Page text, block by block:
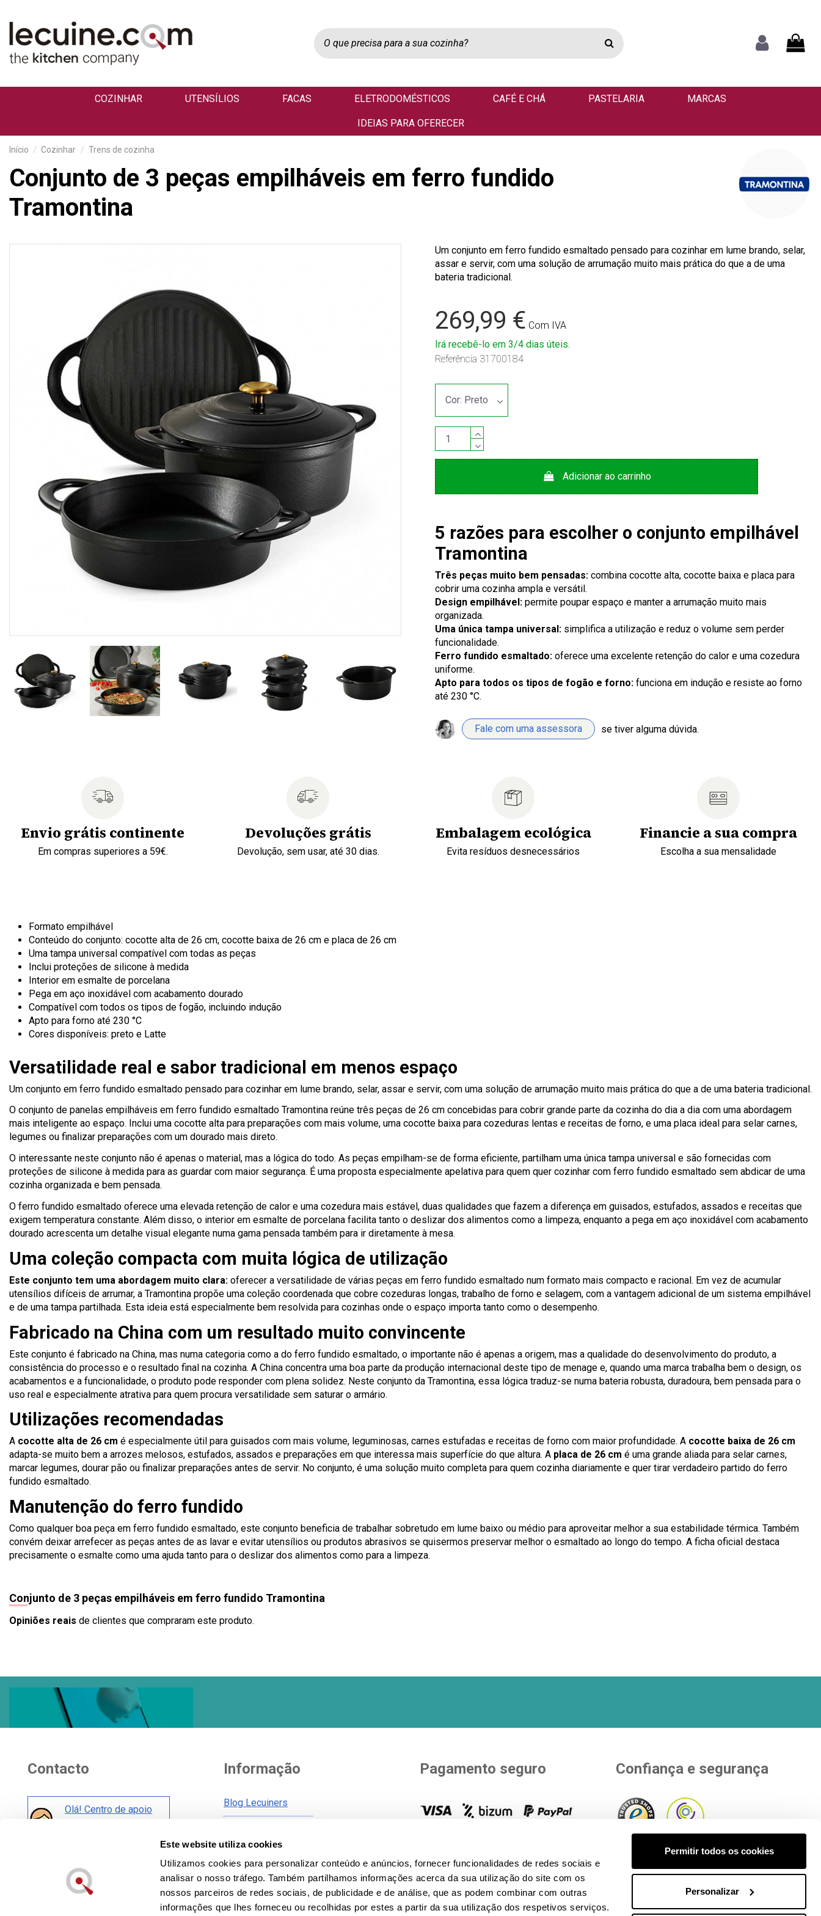
Este website utiliza cookies
Utilizamos cookies para personalizar conteúdo e anúncios, fornecer funcionalidades de redes sociais e
analisar o nosso tráfego. Também partilhamos informações acerca da sua utilização do site com os
nossos parceiros de redes sociais, de publicidade e de análise, que as podem combinar com outras
informações que lhes forneceu ou recolhidas por estes a partir da sua utilização dos respetivos serviços.
Permitir todos os cookies
Personalizar
COZINHAR UTENSÍLIOS FACAS ELETRODOMÉSTICOS CAFÉ E CHÁ PASTELARIA MARCAS
IDEIAS PARA OFERECER
Início Cozinhar Trens de cozinha
Conjunto de 3 peças empilháveis em ferro fundido
Tramontina
Um conjunto em ferro fundido esmaltado pensado para cozinhar em lume brando, selar,
assar e servir, com uma solução de arrumação muito mais prática do que a de uma
bateria tradicional.
269,99 € Com IVA
Irá recebê-lo em 3/4 dias úteis.
Referência 31700184
Adicionar ao carrinho
5 razões para escolher o conjunto empilhável
Tramontina
Três peças muito bem pensadas: combina cocotte alta, cocotte baixa e placa para
cobrir uma cozinha ampla e versátil.
Design empilhável: permite poupar espaço e manter a arrumação muito mais
organizada.
Uma única tampa universal: simplifica a utilização e reduz o volume sem perder
funcionalidade.
Ferro fundido esmaltado: oferece uma excelente retenção do calor e uma cozedura
uniforme.
Apto para todos os tipos de fogão e forno: funciona em indução e resiste ao forno
até 230 °C.
Fale com uma assessora se tiver alguma dúvida.
Envio grátis continente
Em compras superiores a 59€.
Devoluções grátis
Devolução, sem usar, até 30 dias.
Embalagem ecológica
Evita resíduos desnecessários
Financie a sua compra
Escolha a sua mensalidade
Formato empilhável
Conteúdo do conjunto: cocotte alta de 26 cm, cocotte baixa de 26 cm e placa de 26 cm
Uma tampa universal compatível com todas as peças
Inclui proteções de silicone à medida
Interior em esmalte de porcelana
Pega em aço inoxidável com acabamento dourado
Compatível com todos os tipos de fogão, incluindo indução
Apto para forno até 230 °C
Cores disponíveis: preto e Latte
Versatilidade real e sabor tradicional em menos espaço
Um conjunto em ferro fundido esmaltado pensado para cozinhar em lume brando, selar, assar e servir, com uma solução de arrumação muito mais prática do que a de uma bateria tradicional.
O conjunto de panelas empilháveis em ferro fundido esmaltado Tramontina reúne três peças de 26 cm concebidas para cobrir grande parte da cozinha do dia a dia com uma abordagem
mais inteligente ao espaço. Inclui uma cocotte alta para preparações com mais volume, uma cocotte baixa para cozeduras lentas e receitas de forno, e uma placa ideal para selar carnes,
legumes ou finalizar preparações com um dourado mais direto.
O interessante neste conjunto não é apenas o material, mas a lógica do todo. As peças empilham-se de forma eficiente, partilham uma única tampa universal e são fornecidas com
proteções de silicone à medida para as guardar com maior segurança. É uma proposta especialmente apelativa para quem quer cozinhar com ferro fundido esmaltado sem abdicar de uma
cozinha organizada e bem pensada.
O ferro fundido esmaltado oferece uma elevada retenção de calor e uma cozedura mais estável, duas qualidades que fazem a diferença em guisados, estufados, assados e receitas que
exigem temperatura constante. Além disso, o interior em esmalte de porcelana facilita tanto o deslizar dos alimentos como a limpeza, enquanto a pega em aço inoxidável com acabamento
dourado acrescenta um detalhe visual elegante numa gama pensada também para ir diretamente à mesa.
Uma coleção compacta com muita lógica de utilização
Este conjunto tem uma abordagem muito clara: oferecer a versatilidade de várias peças em ferro fundido esmaltado num formato mais compacto e racional. Em vez de acumular
utensílios difíceis de arrumar, a Tramontina propõe uma coleção coordenada que cobre cozeduras longas, trabalho de forno e selagem, com a vantagem adicional de um sistema empilhável
e de uma tampa partilhada. Esta ideia está especialmente bem resolvida para cozinhas onde o espaço importa tanto como o desempenho.
Fabricado na China com um resultado muito convincente
Este conjunto é fabricado na China, mas numa categoria como a do ferro fundido esmaltado, o importante não é apenas a origem, mas a qualidade do desenvolvimento do produto, a
consistência do processo e o resultado final na cozinha. A China concentra uma boa parte da produção internacional deste tipo de menage e, quando uma marca trabalha bem o design, os
acabamentos e a funcionalidade, o produto pode responder com plena solidez. Neste conjunto da Tramontina, essa lógica traduz-se numa bateria robusta, duradoura, bem pensada para o
uso real e especialmente atrativa para quem procura versatilidade sem saturar o armário.
Utilizações recomendadas
A cocotte alta de 26 cm é especialmente útil para guisados com mais volume, leguminosas, carnes estufadas e receitas de forno com maior profundidade. A cocotte baixa de 26 cm
adapta-se muito bem a arrozes melosos, estufados, assados e preparações em que interessa mais superfície do que altura. A placa de 26 cm é uma grande aliada para selar carnes,
marcar legumes, dourar pão ou finalizar preparações antes de servir. No conjunto, é uma solução muito completa para quem cozinha diariamente e quer tirar verdadeiro partido do ferro
fundido esmaltado.
Manutenção do ferro fundido
Como qualquer boa peça em ferro fundido esmaltado, este conjunto beneficia de trabalhar sobretudo em lume baixo ou médio para aproveitar melhor a sua estabilidade térmica. Também
convém deixar arrefecer as peças antes de as lavar e evitar utensílios ou produtos abrasivos se quisermos preservar melhor o esmaltado ao longo do tempo. A ficha oficial destaca
precisamente o esmalte como uma ajuda tanto para o deslizar dos alimentos como para a limpeza.
Conjunto de 3 peças empilháveis em ferro fundido Tramontina
Opiniões reais de clientes que compraram este produto.
Contacto
Olá! Centro de apoio
Informação
Blog Lecuiners
Condições de envio
Condições gerais
Cookies policy
Política de privacidade
Pagamento seguro
todos os métodos de pagamento.
Confiança e segurança
Aderimos a entidades independentes
que avaliam a nossa qualidade.